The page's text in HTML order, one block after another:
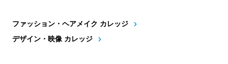
ファッション・ヘアメイク カレッジ
デザイン・映像 カレッジ